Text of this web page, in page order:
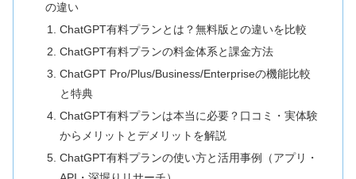
の違い
ChatGPT有料プランとは？無料版との違いを比較
ChatGPT有料プランの料金体系と課金方法
ChatGPT Pro/Plus/Business/Enterpriseの機能比較
と特典
ChatGPT有料プランは本当に必要？口コミ・実体験
からメリットとデメリットを解説
ChatGPT有料プランの使い方と活用事例（アプリ・